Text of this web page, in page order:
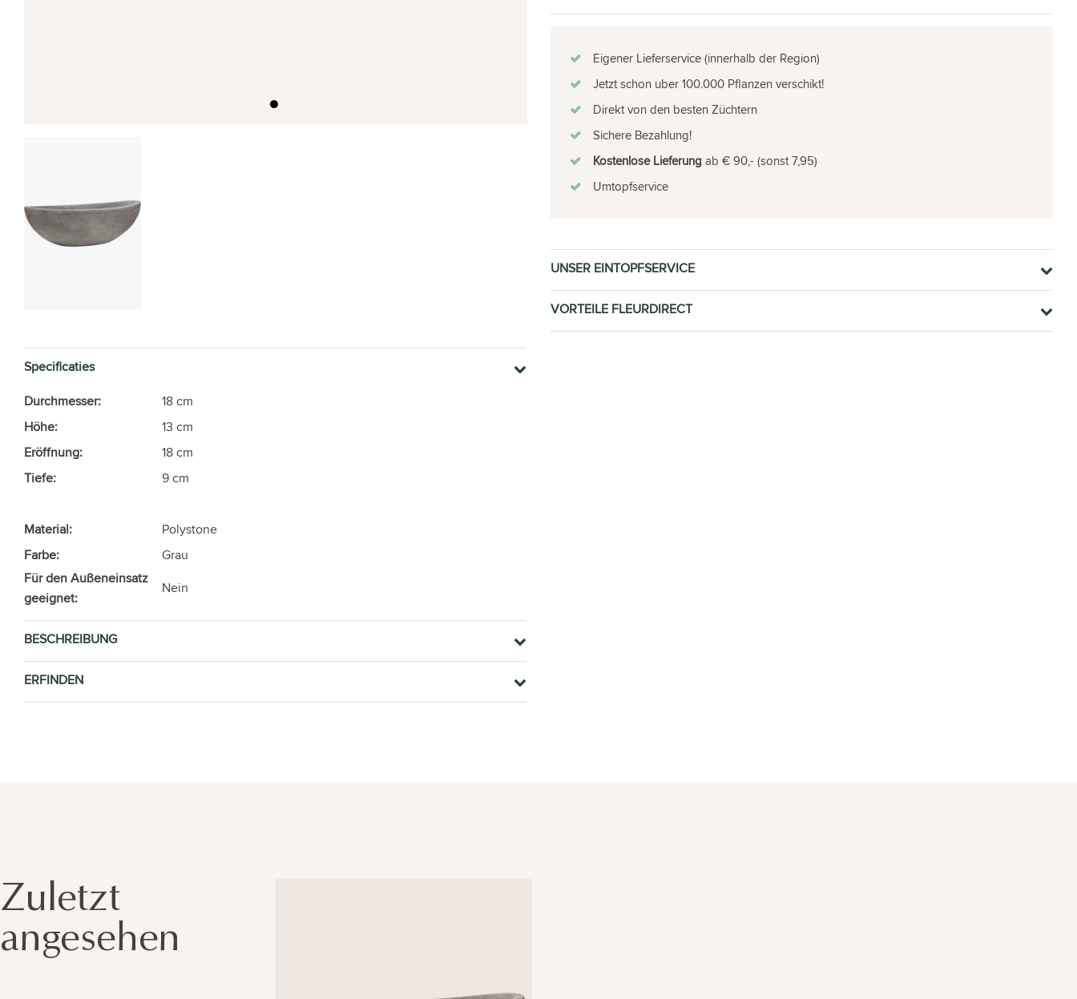
Specificaties
Durchmesser:
18 cm
Höhe:
13 cm
Eröffnung:
18 cm
Tiefe:
9 cm
Material:
Polystone
Farbe:
Grau
Für den Außeneinsatz
geeignet:
Nein
BESCHREIBUNG
ERFINDEN
Eigener Lieferservice (innerhalb der Region)
Jetzt schon uber 100.000 Pflanzen verschikt!
Direkt von den besten Züchtern
Sichere Bezahlung!
Kostenlose Lieferung ab € 90,- (sonst 7,95)
Umtopfservice
UNSER EINTOPFSERVICE
VORTEILE FLEURDIRECT
Zuletzt
angesehen